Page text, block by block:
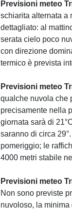
Previsioni meteo
schiarita alternata a
dettagliato: al
serata cielo poco
con direzione
termico è prevista
Previsioni meteo
qualche nuvola che
precisamente nella
giornata sarà di
saranno di circa
pomeriggio; le
4000 metri stabile
Previsioni meteo
Non sono previste
nuvoloso, la